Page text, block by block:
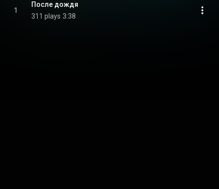
1
После дождя
311 plays 3:38